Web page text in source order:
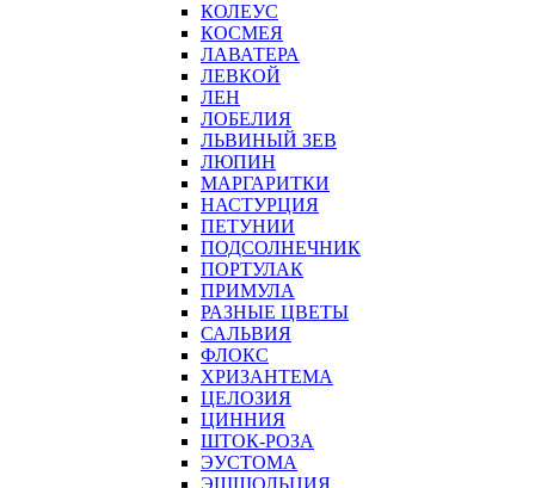
КОЛЕУС
КОСМЕЯ
ЛАВАТЕРА
ЛЕВКОЙ
ЛЕН
ЛОБЕЛИЯ
ЛЬВИНЫЙ ЗЕВ
ЛЮПИН
МАРГАРИТКИ
НАСТУРЦИЯ
ПЕТУНИИ
ПОДСОЛНЕЧНИК
ПОРТУЛАК
ПРИМУЛА
РАЗНЫЕ ЦВЕТЫ
САЛЬВИЯ
ФЛОКС
ХРИЗАНТЕМА
ЦЕЛОЗИЯ
ЦИННИЯ
ШТОК-РОЗА
ЭУСТОМА
ЭШШОЛЬЦИЯ